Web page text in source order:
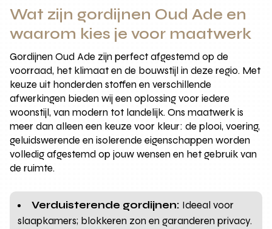
Wat zijn gordijnen Oud Ade en
waarom kies je voor maatwerk
Gordijnen Oud Ade zijn perfect afgestemd op de
voorraad, het klimaat en de bouwstijl in deze regio. Met
keuze uit honderden stoffen en verschillende
afwerkingen bieden wij een oplossing voor iedere
woonstijl, van modern tot landelijk. Ons maatwerk is
meer dan alleen een keuze voor kleur: de plooi, voering,
geluidswerende en isolerende eigenschappen worden
volledig afgestemd op jouw wensen en het gebruik van
de ruimte.
Verduisterende gordijnen: Ideeal voor
slaapkamers; blokkeren zon en garanderen privacy.